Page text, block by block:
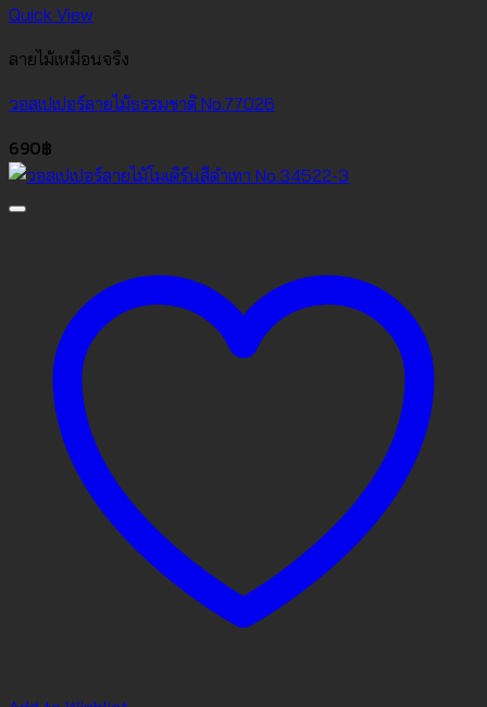
Quick View
ลายไม้เหมือนจริง
วอลเปเปอร์ลายไม้ธรรมชาติ No.77026
690฿